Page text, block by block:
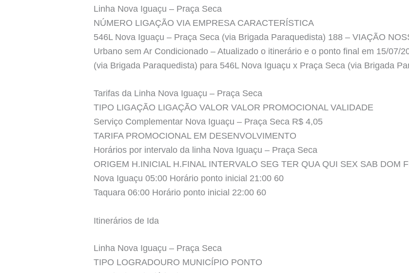
Linha Nova Iguaçu – Praça Seca
NÚMERO LIGAÇÃO VIA EMPRESA CARACTERÍSTICA
546L Nova Iguaçu – Praça Seca (via Brigada Paraquedista) 188 – VIAÇÃO
Urbano sem Ar Condicionado – Atualizado o itinerário e o ponto final em 15/07/
(via Brigada Paraquedista) para 546L Nova Iguaçu x Praça Seca (via Brigada
Tarifas da Linha Nova Iguaçu – Praça Seca
TIPO LIGAÇÃO LIGAÇÃO VALOR VALOR PROMOCIONAL VALIDADE
Serviço Complementar Nova Iguaçu – Praça Seca R$ 4,05
TARIFA PROMOCIONAL EM DESENVOLVIMENTO
Horários por intervalo da linha Nova Iguaçu – Praça Seca
ORIGEM H.INICIAL H.FINAL INTERVALO SEG TER QUA QUI SEX SAB DOM
Nova Iguaçu 05:00 Horário ponto inicial 21:00 60
Taquara 06:00 Horário ponto inicial 22:00 60
Itinerários de Ida
Linha Nova Iguaçu – Praça Seca
TIPO LOGRADOURO MUNICÍPIO PONTO